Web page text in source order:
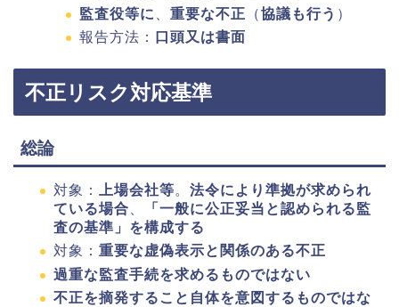
監査役等に
重要な不正 （協議も行う ）
報告方法：
口頭又は書面
不正リスク対応基準
総論
対象： 上場会社等。 法令により準拠が求められ
ている場合
「一般に公正妥当と認められる監
査の基準」を構成する
対象： 重要な虚偽表示と関係のある不正
過重な監査手続を求めるものではない
不正を摘発すること自体を意図するものではな